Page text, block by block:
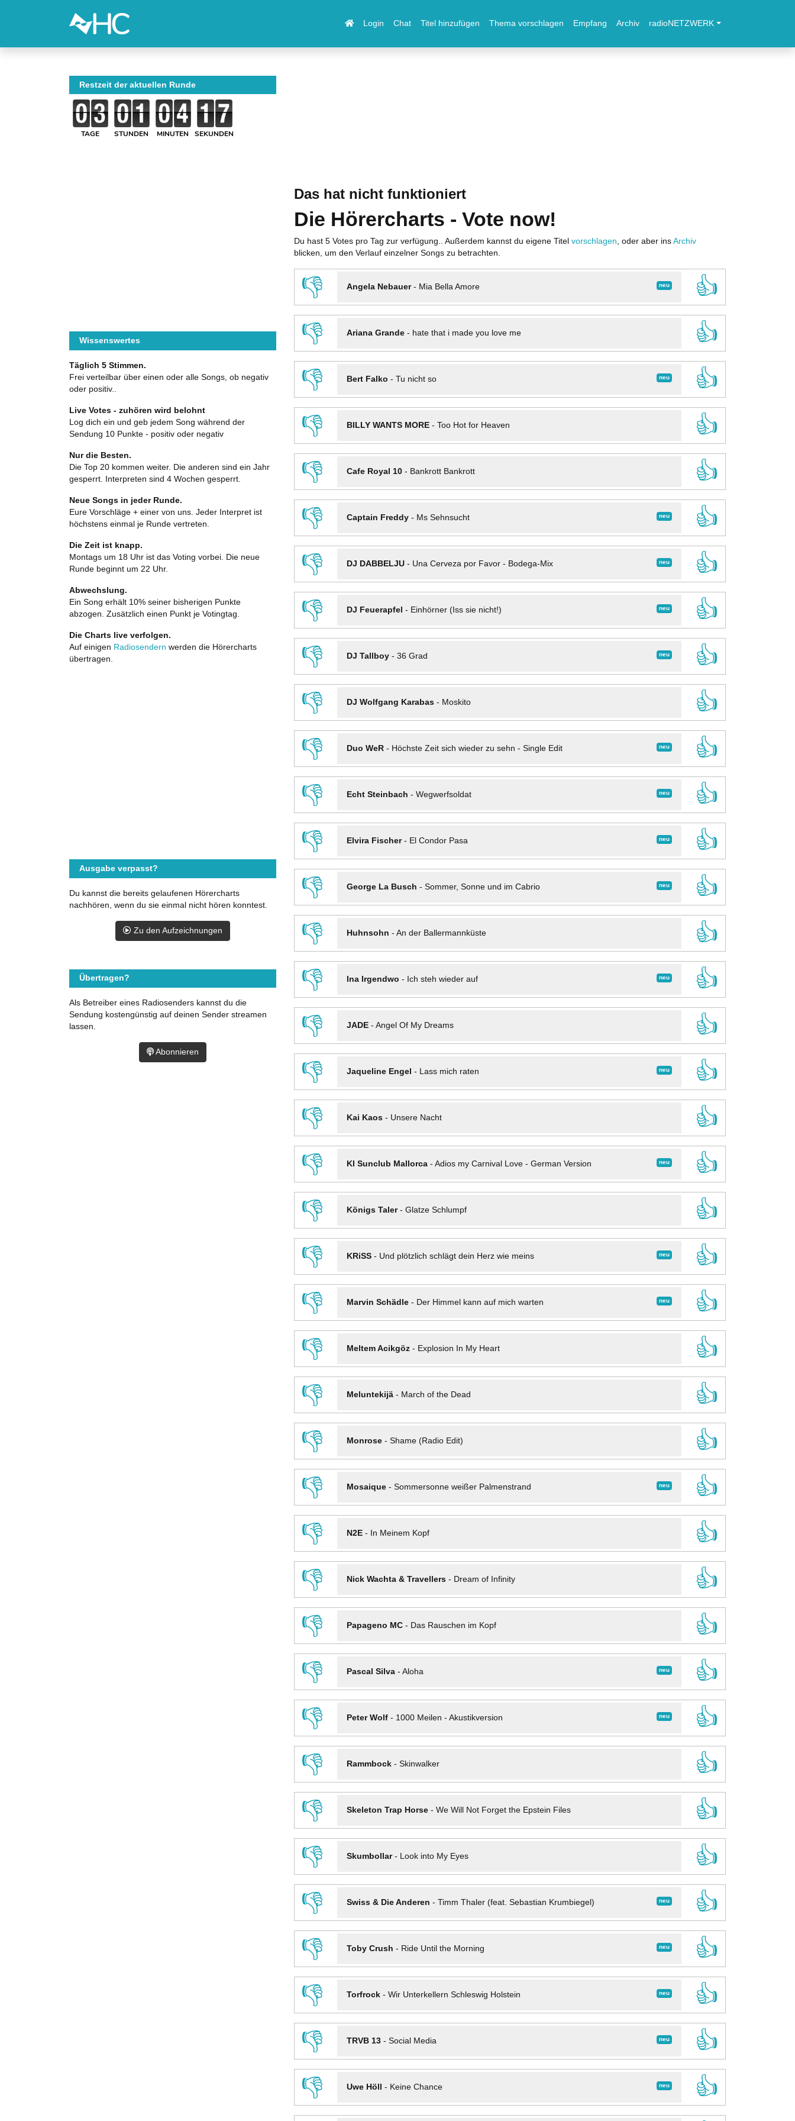
Login Chat Titel hinzufügen Thema vorschlagen Empfang Archiv radioNETZWERK
Das hat nicht funktioniert
Die Hörercharts - Vote now!
Du hast 5 Votes pro Tag zur verfügung.. Außerdem kannst du eigene Titel vorschlagen , oder aber ins Archiv
blicken, um den Verlauf einzelner Songs zu betrachten.
👎 neu
Angela Nebauer- Mia Bella Amore
👍
👎
Ariana Grande- hate that i made you love me
👍
👎
neu
Bert Falko - Tu nicht so
👍
👎
BILLY WANTS MORE- Too Hot for Heaven
👍
👎
Cafe Royal 10- Bankrott Bankrott
👍
👎
neu
Captain Freddy- Ms Sehnsucht
👍
👎
neu
DJ DABBELJU- Una Cerveza por Favor - Bodega-Mix
👍
👎
neu
DJ Feuerapfel - Einhörner (Iss sie nicht!)
👍
👎
neu
DJ Tallboy- 36 Grad
👍
👎
DJ Wolfgang Karabas- Moskito
👍
👎
neu
Duo WeR- Höchste Zeit sich wieder zu sehn - Single Edit
👍
👎
neu
Echt Steinbach - Wegwerfsoldat
👍
👎
neu
Elvira Fischer- El Condor Pasa
👍
👎
neu
George La Busch - Sommer, Sonne und im Cabrio
👍
👎
Huhnsohn - An der Ballermannküste
👍
👎
neu
Ina Irgendwo - Ich steh wieder auf
👍
👎
JADE- Angel Of My Dreams
👍
👎
neu
Jaqueline Engel - Lass mich raten
👍
👎
Kai Kaos- Unsere Nacht
👍
👎
neu
KI Sunclub Mallorca- Adios my Carnival Love - German Version
👍
👎
Königs Taler- Glatze Schlumpf
👍
👎
neu
KRiSS- Und plötzlich schlägt dein Herz wie meins
👍
👎
neu
Marvin Schädle- Der Himmel kann auf mich warten
👍
👎
Meltem Acikgöz- Explosion In My Heart
👍
👎
Meluntekijä- March of the Dead
👍
👎
Monrose- Shame (Radio Edit)
👍
👎
neu
Mosaique- Sommersonne weißer Palmenstrand
👍
👎
N2E- In Meinem Kopf
👍
👎
Nick Wachta & Travellers- Dream of Infinity
👍
👎
Papageno MC- Das Rauschen im Kopf
👍
👎
neu
Pascal Silva- Aloha
👍
👎
neu
Peter Wolf- 1000 Meilen - Akustikversion
👍
👎
Rammbock- Skinwalker
👍
👎
Skeleton Trap Horse- We Will Not Forget the Epstein Files
👍
👎
Skumbollar- Look into My Eyes
👍
👎
neu
Swiss & Die Anderen - Timm Thaler (feat. Sebastian Krumbiegel)
👍
👎
neu
Toby Crush - Ride Until the Morning
👍
👎
neu
Torfrock- Wir Unterkellern Schleswig Holstein
👍
👎
neu
TRVB 13- Social Media
👍
👎
neu
Uwe Höll - Keine Chance
👍
Restzeit der aktuellen Runde
TAGE STUNDEN MINUTEN SEKUNDEN
Wissenswertes
Täglich 5 Stimmen.
Frei verteilbar über einen oder alle Songs, ob negativ
oder positiv..
Live Votes - zuhören wird belohnt
Log dich ein und geb jedem Song während der
Sendung 10 Punkte - positiv oder negativ
Nur die Besten.
Die Top 20 kommen weiter. Die anderen sind ein Jahr
gesperrt. Interpreten sind 4 Wochen gesperrt.
Neue Songs in jeder Runde.
Eure Vorschläge + einer von uns. Jeder Interpret ist
höchstens einmal je Runde vertreten.
Die Zeit ist knapp.
Montags um 18 Uhr ist das Voting vorbei. Die neue
Runde beginnt um 22 Uhr.
Abwechslung.
Ein Song erhält 10% seiner bisherigen Punkte
abzogen. Zusätzlich einen Punkt je Votingtag.
Die Charts live verfolgen.
Auf einigen Radiosendern werden die Hörercharts
übertragen.
Ausgabe verpasst?
Du kannst die bereits gelaufenen Hörercharts
nachhören, wenn du sie einmal nicht hören konntest.
Zu den Aufzeichnungen
Übertragen?
Als Betreiber eines Radiosenders kannst du die
Sendung kostengünstig auf deinen Sender streamen
lassen.
Abonnieren